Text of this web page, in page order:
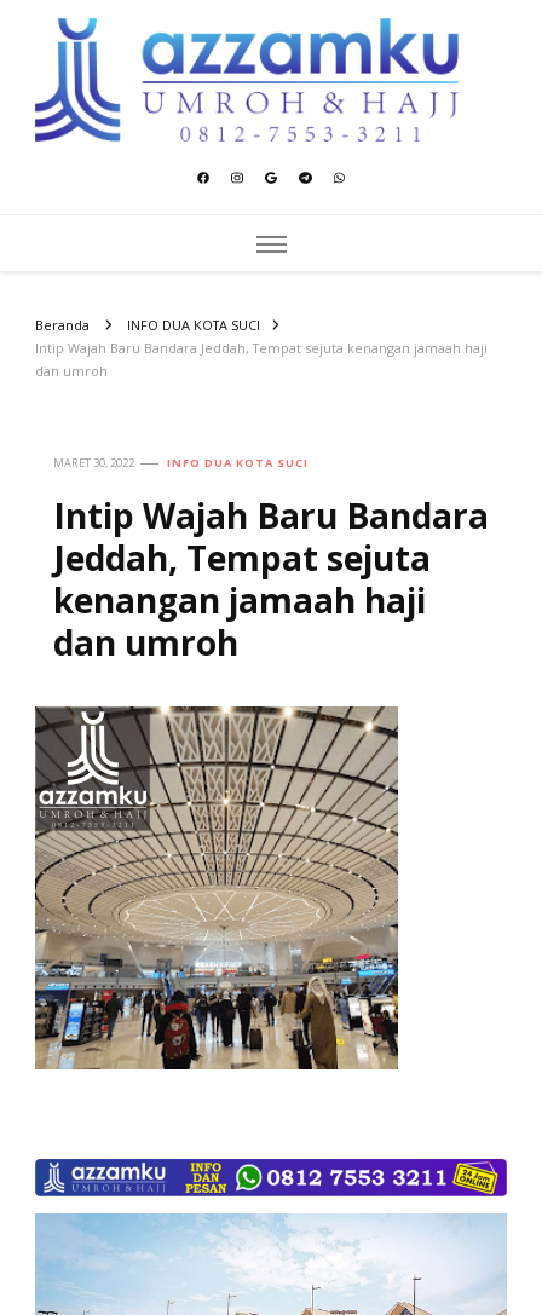
Azzamku Umroh dan Hajj
Beranda
INFO DUA KOTA SUCI
Intip Wajah Baru Bandara Jeddah, Tempat sejuta kenangan jamaah haji
dan umroh
MARET 30, 2022 INFO DUA KOTA SUCI
Intip Wajah Baru Bandara
Jeddah, Tempat sejuta
kenangan jamaah haji
dan umroh